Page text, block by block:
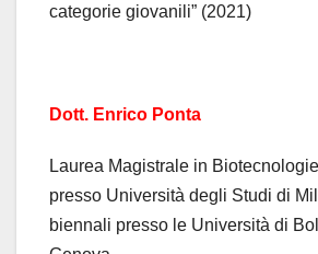
categorie giovanili” (2021)
Dott. Enrico Ponta
Laurea Magistrale in
presso Università degli Studi di
biennali presso le Università di